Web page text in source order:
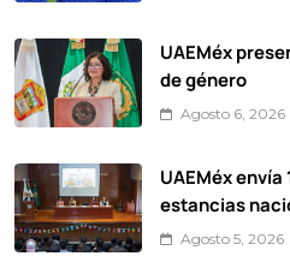
UAEMéx
de género
Agosto 6, 2026
UAEMéx
estancias
Agosto 5, 2026